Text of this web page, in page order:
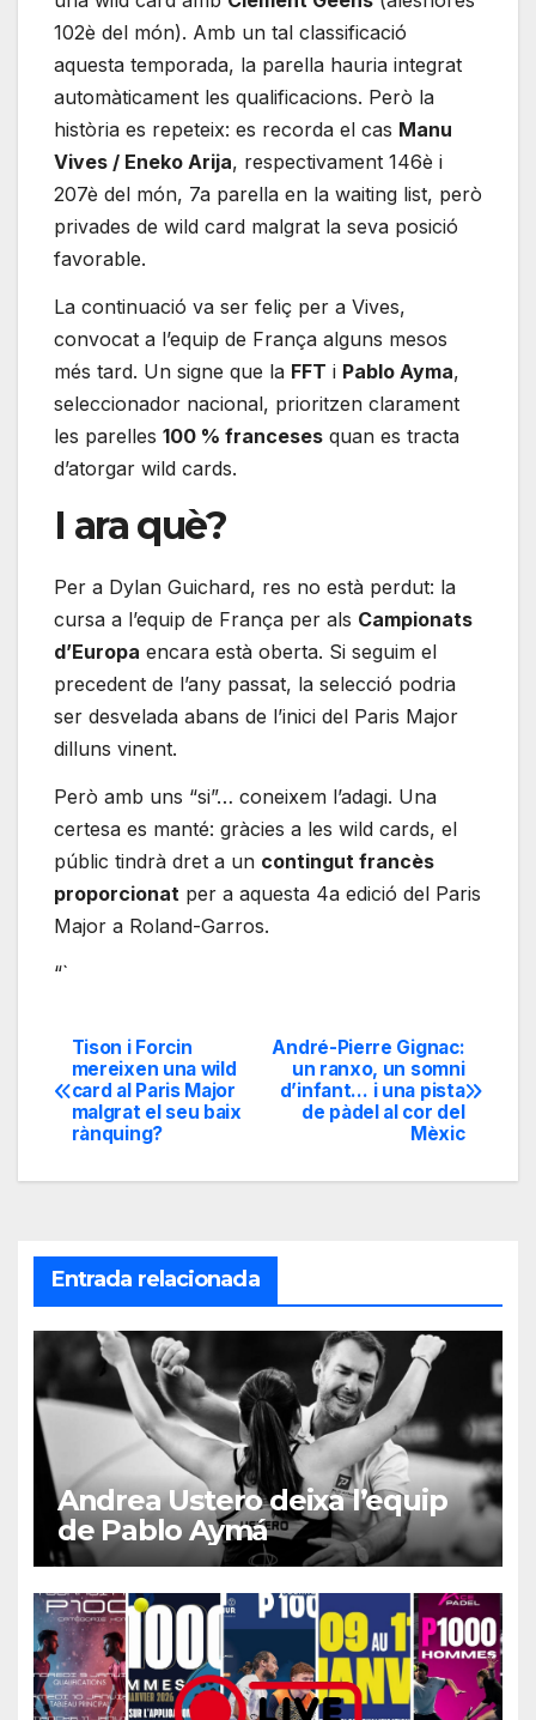
102è del món). Amb un tal classificació
aquesta temporada, la parella hauria integrat
automàticament les qualificacions. Però la
història es repeteix: es recorda el cas Manu
Vives / Eneko Arija, respectivament 146è i
207è del món, 7a parella en la waiting list, però
privades de wild card malgrat la seva posició
favorable.
La continuació va ser feliç per a Vives,
convocat a l’equip de França alguns mesos
més tard. Un signe que la FFT i Pablo Ayma,
seleccionador nacional, prioritzen clarament
les parelles 100 % franceses quan es tracta
d’atorgar wild cards.
I ara què?
Per a Dylan Guichard, res no està perdut: la
cursa a l’equip de França per als Campionats
d’Europa encara està oberta. Si seguim el
precedent de l’any passat, la selecció podria
ser desvelada abans de l’inici del Paris Major
dilluns vinent.
Però amb uns “si”… coneixem l’adagi. Una
certesa es manté: gràcies a les wild cards, el
públic tindrà dret a un contingut francès
proporcionat per a aquesta 4a edició del Paris
Major a Roland-Garros.
“`
Navegación
de
entradas
André-Pierre Gignac:
un ranxo, un somni
d’infant… i una pista
de pàdel al cor del
Mèxic
Tison i Forcin
mereixen una wild
card al Paris Major
malgrat el seu baix
rànquing?
Entrada relacionada
Andrea Ustero deixa l’equip
de Pablo Aymá